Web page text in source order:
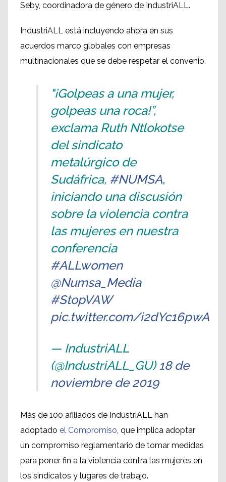
Seby, coordinadora de género de IndustriALL.
IndustriALL está incluyendo ahora en sus
acuerdos marco globales con empresas
multinacionales que se debe respetar el convenio.
"¡Golpeas a una mujer,
golpeas una roca!”,
exclama Ruth Ntlokotse
del sindicato
metalúrgico de
Sudáfrica, #NUMSA,
iniciando una discusión
sobre la violencia contra
las mujeres en nuestra
conferencia
#ALLwomen
@Numsa_Media
#StopVAW
pic.twitter.com/i2dYc16pwA
— IndustriALL
(@IndustriALL_GU)18 de
noviembre de 2019
Más de 100 afiliados de IndustriALL han
adoptado el Compromiso, que implica adoptar
un compromiso reglamentario de tomar medidas
para poner fin a la violencia contra las mujeres en
los sindicatos y lugares de trabajo.